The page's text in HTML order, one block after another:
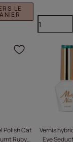
LE
Polish Cat
Ruby
Cliquez
Vernis
Eye